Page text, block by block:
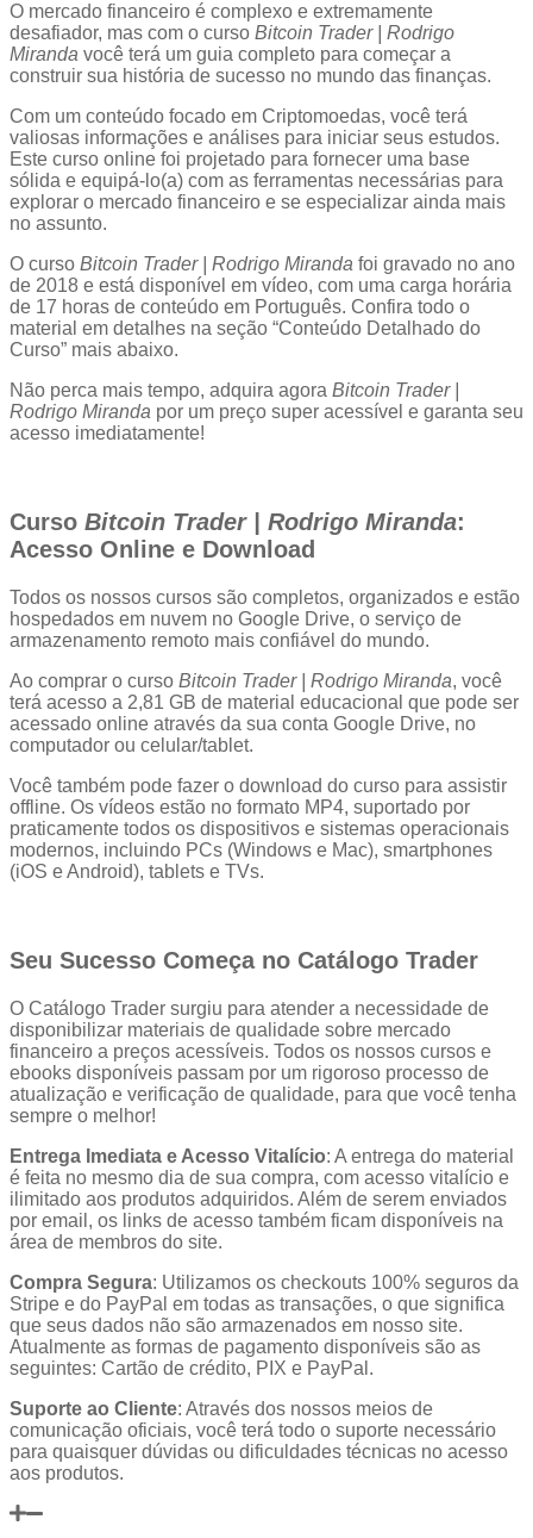
O mercado financeiro é complexo e extremamente
desafiador, mas com o curso Bitcoin Trader | Rodrigo
Miranda você terá um guia completo para começar a
construir sua história de sucesso no mundo das finanças.
Com um conteúdo focado em Criptomoedas, você terá
valiosas informações e análises para iniciar seus estudos.
Este curso online foi projetado para fornecer uma base
sólida e equipá-lo(a) com as ferramentas necessárias para
explorar o mercado financeiro e se especializar ainda mais
no assunto.
O curso Bitcoin Trader | Rodrigo Miranda foi gravado no ano
de 2018 e está disponível em vídeo, com uma carga horária
de 17 horas de conteúdo em Português. Confira todo o
material em detalhes na seção “Conteúdo Detalhado do
Curso” mais abaixo.
Não perca mais tempo, adquira agora Bitcoin Trader |
Rodrigo Miranda por um preço super acessível e garanta seu
acesso imediatamente!
Curso Bitcoin Trader | Rodrigo Miranda:
Acesso Online e Download
Todos os nossos cursos são completos, organizados e estão
hospedados em nuvem no Google Drive, o serviço de
armazenamento remoto mais confiável do mundo.
Ao comprar o curso Bitcoin Trader | Rodrigo Miranda, você
terá acesso a 2,81 GB de material educacional que pode ser
acessado online através da sua conta Google Drive, no
computador ou celular/tablet.
Você também pode fazer o download do curso para assistir
offline. Os vídeos estão no formato MP4, suportado por
praticamente todos os dispositivos e sistemas operacionais
modernos, incluindo PCs (Windows e Mac), smartphones
(iOS e Android), tablets e TVs.
Seu Sucesso Começa no Catálogo Trader
O Catálogo Trader surgiu para atender a necessidade de
disponibilizar materiais de qualidade sobre mercado
financeiro a preços acessíveis. Todos os nossos cursos e
ebooks disponíveis passam por um rigoroso processo de
atualização e verificação de qualidade, para que você tenha
sempre o melhor!
Entrega Imediata e Acesso Vitalício: A entrega do material
é feita no mesmo dia de sua compra, com acesso vitalício e
ilimitado aos produtos adquiridos. Além de serem enviados
por email, os links de acesso também ficam disponíveis na
área de membros do site.
Compra Segura: Utilizamos os checkouts 100% seguros da
Stripe e do PayPal em todas as transações, o que significa
que seus dados não são armazenados em nosso site.
Atualmente as formas de pagamento disponíveis são as
seguintes: Cartão de crédito, PIX e PayPal.
Suporte ao Cliente: Através dos nossos meios de
comunicação oficiais, você terá todo o suporte necessário
para quaisquer dúvidas ou dificuldades técnicas no acesso
aos produtos.